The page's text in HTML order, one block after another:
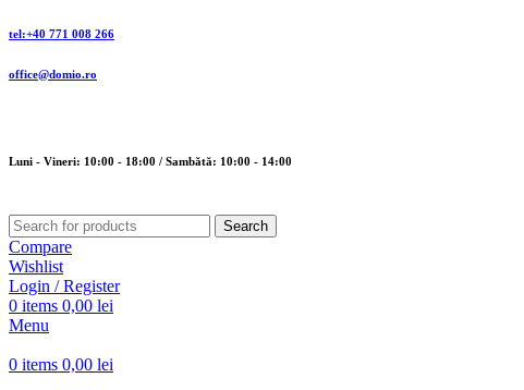
tel:+40 771 008 266
office@domio.ro
Luni - Vineri: 10:00 - 18:00 / Sambătă: 10:00 - 14:00
Search
Compare
Wishlist
Login / Register
0 items 0,00 lei
Menu
0 items 0,00 lei